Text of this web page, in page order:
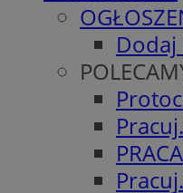
Dodaj
PRACA